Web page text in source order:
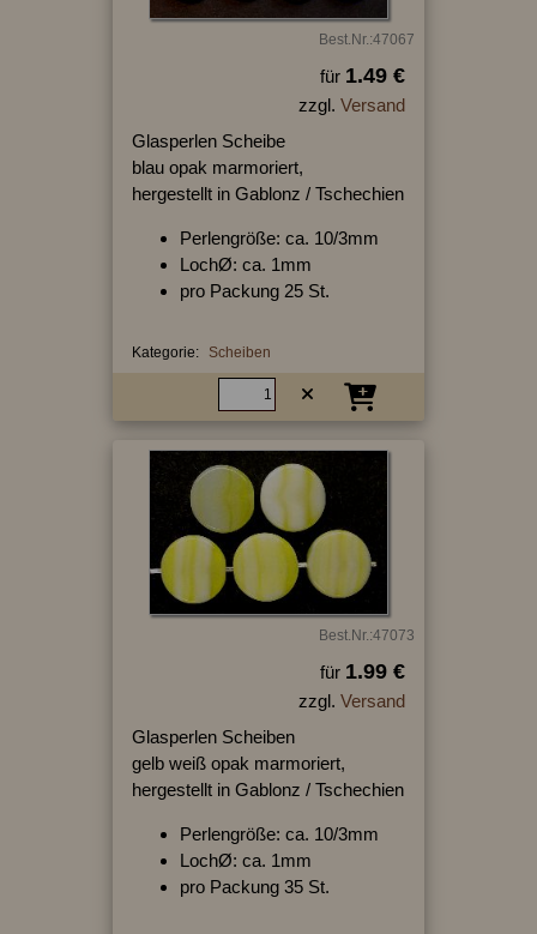
Best.Nr.:47067
für 1.49 €
zzgl. Versand
Glasperlen Scheibe
blau opak marmoriert,
hergestellt in Gablonz / Tschechien
Perlengröße: ca. 10/3mm
LochØ: ca. 1mm
pro Packung 25 St.
Kategorie: Scheiben
Best.Nr.:47073
für 1.99 €
zzgl. Versand
Glasperlen Scheiben
gelb weiß opak marmoriert,
hergestellt in Gablonz / Tschechien
Perlengröße: ca. 10/3mm
LochØ: ca. 1mm
pro Packung 35 St.